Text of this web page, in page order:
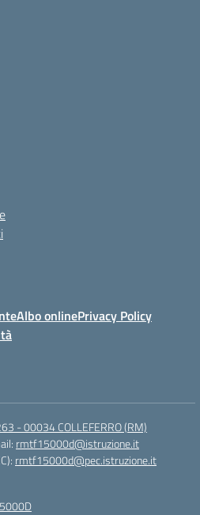
Albo onlinePrivacy Policy
- 00034 COLLEFERRO (RM)
rmtf15000d@istruzione.it
rmtf15000d@pec.istruzione.it